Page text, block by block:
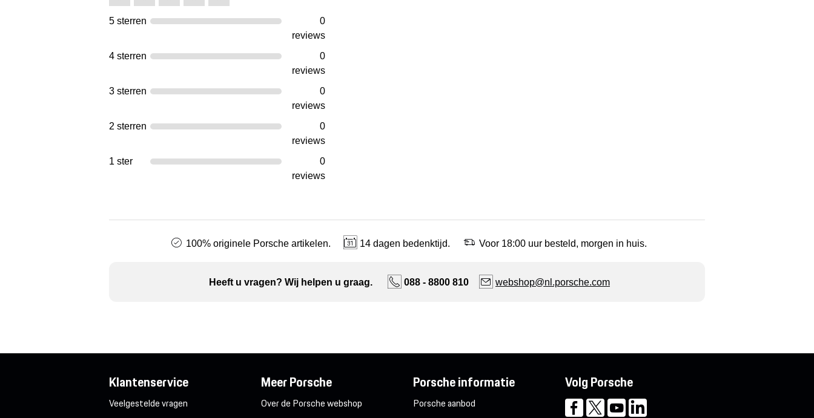
5 sterren
0
reviews
4 sterren
0
reviews
3 sterren
0
reviews
2 sterren
0
reviews
1 ster
0
reviews
100% originele Porsche artikelen. 14 dagen bedenktijd. Voor 18:00 uur besteld, morgen in huis.
Heeft u vragen? Wij helpen u graag. 088 - 8800 810 webshop@nl.porsche.com
Klantenservice
Veelgestelde vragen
Meer Porsche
Over de Porsche webshop
Porsche informatie
Porsche aanbod
Volg Porsche